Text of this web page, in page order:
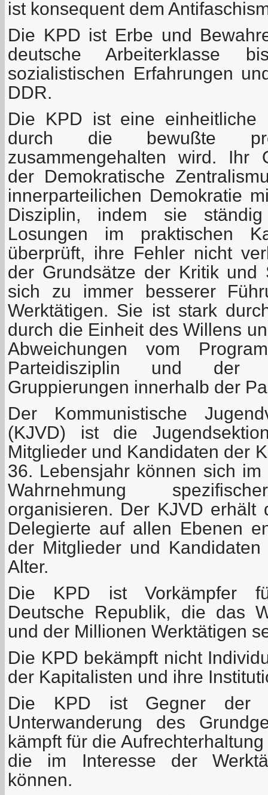
ist konsequent dem
Die KPD ist Erbe und
deutsche Arbeiterklasse
sozialistischen Erfahrungen
DDR.
Die KPD ist eine einheitliche
durch die bewußte
zusammengehalten wird. Ihr
der Demokratische
innerparteilichen Demokratie
Disziplin, indem sie
Losungen im praktischen
überprüft, ihre Fehler nicht
der Grundsätze der Kritik und
sich zu immer besserer
Werktätigen. Sie ist stark
durch die Einheit des Willens
Abweichungen vom
Parteidisziplin und der
Gruppierungen innerhalb der
Der Kommunistische
(KJVD) ist die
Mitglieder und Kandidaten der
36. Lebensjahr können sich
Wahrnehmung
organisieren. Der KJVD erhält
Delegierte auf allen Ebenen
der Mitglieder und
Alter.
Die KPD ist Vorkämpfer
Deutsche Republik, die das
und der Millionen Werktätigen
Die KPD bekämpft nicht
der Kapitalisten und ihre
Die KPD ist Gegner der
Unterwanderung des
kämpft für die
die im Interesse der
können.